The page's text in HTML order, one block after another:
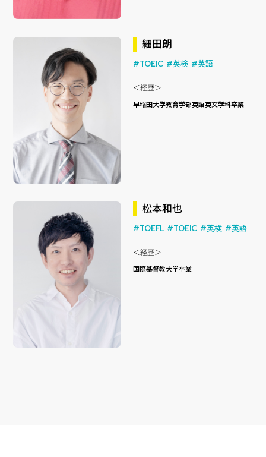
細田朗
#TOEIC #英検 #英語
＜経歴＞
早稲田大学教育学部英語英文学科卒業
松本和也
#TOEFL #TOEIC #英検 #英語
＜経歴＞
国際基督教大学卒業